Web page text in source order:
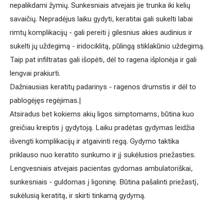
nepalikdami žymių. Sunkesniais atvejais jie trunka iki kelių
savaičių. Nepradėjus laiku gydyti, keratitai gali sukelti labai
rimtų komplikacijų - gali pereiti į gilesnius akies audinius ir
sukelti jų uždegimą - iridociklitą, pūlingą stiklakūnio uždegimą.
Taip pat infiltratas gali išopėti, dėl to ragena išplonėja ir gali
lengvai prakiurti.
Dažniausias keratitų padarinys - ragenos drumstis ir dėl to
pablogėjęs regėjimas.|
Atsiradus bet kokiems akių ligos simptomams, būtina kuo
greičiau kreiptis į gydytoją. Laiku pradėtas gydymas leidžia
išvengti komplikacijų ir atgaivinti regą. Gydymo taktika
priklauso nuo keratito sunkumo ir jį sukėlusios priežasties.
Lengvesniais atvejais pacientas gydomas ambulatoriškai,
sunkesniais - guldomas į ligoninę. Būtina pašalinti priežastį,
sukėlusią keratitą, ir skirti tinkamą gydymą.
Hila gydytojai
Sveikatos patarimai